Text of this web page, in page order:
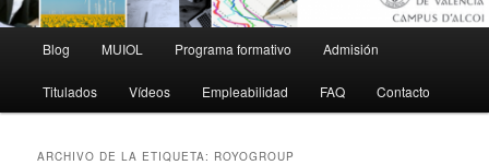
principal
Blog MUIOL Programa formativo Admisión
Titulados Vídeos Empleabilidad FAQ Contacto
ARCHIVO DE LA ETIQUETA: ROYOGROUP